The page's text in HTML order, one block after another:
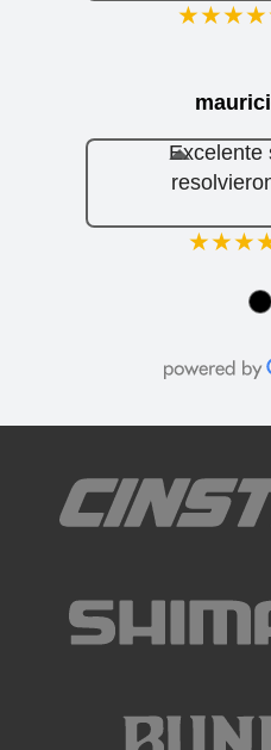
Excelente
●